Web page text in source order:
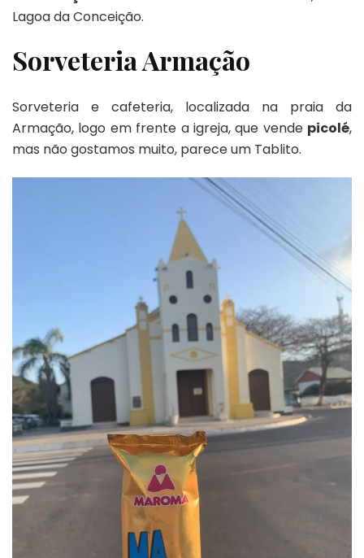
Lagoa da Conceição.
Sorveteria Armação
Sorveteria e cafeteria, localizada na praia da
Armação, logo em frente a igreja, que vende picolé,
mas não gostamos muito, parece um Tablito.